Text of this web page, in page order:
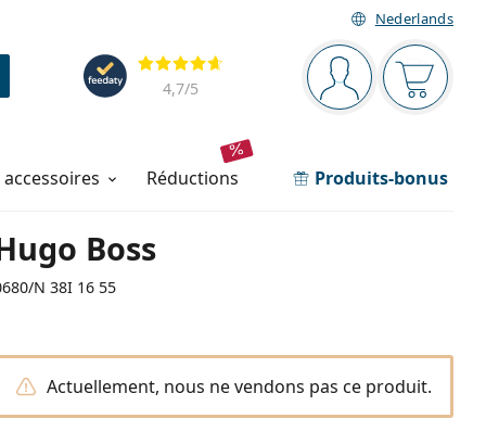
Nederlands
Barre de navigation
Vous êtesVotre
Évaluation
4,7/5
réductions Produits-bonus
Boss
N 38I 16 55
Actuellement, nous ne vendons pas ce produit.